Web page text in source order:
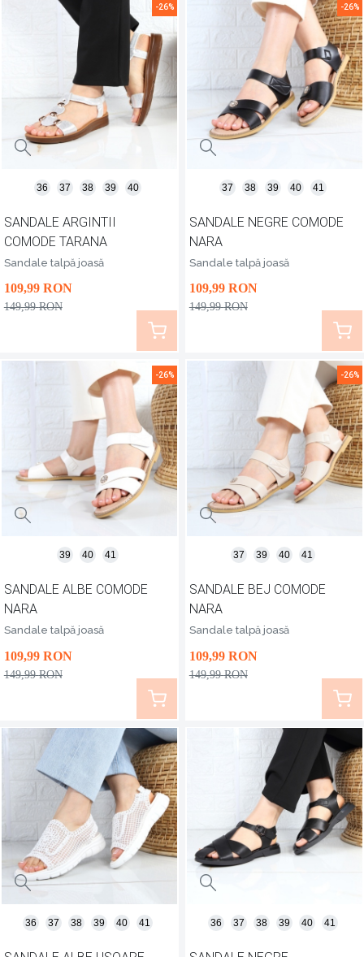
-26%
SANDALE ARGINTII
COMODE TARANA
Sandale talpă joasă
109,99 RON
149,99 RON
36 37 38 39 40
-26%
SANDALE NEGRE COMODE
NARA
Sandale talpă joasă
109,99 RON
149,99 RON
37 38 39 40 41
-26%
SANDALE ALBE COMODE
NARA
Sandale talpă joasă
109,99 RON
149,99 RON
39 40 41
-26%
SANDALE BEJ COMODE
NARA
Sandale talpă joasă
109,99 RON
149,99 RON
37 39 40 41
36 37 38 39 40 41 36 37 38 39 40 41